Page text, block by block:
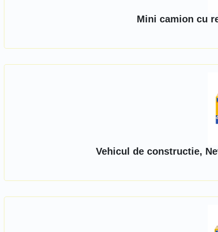
Mini camion cu
Vehicul de constructie,